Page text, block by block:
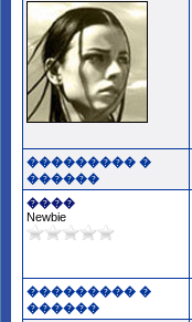
��������� �
������
����
Newbie
��������� �
������